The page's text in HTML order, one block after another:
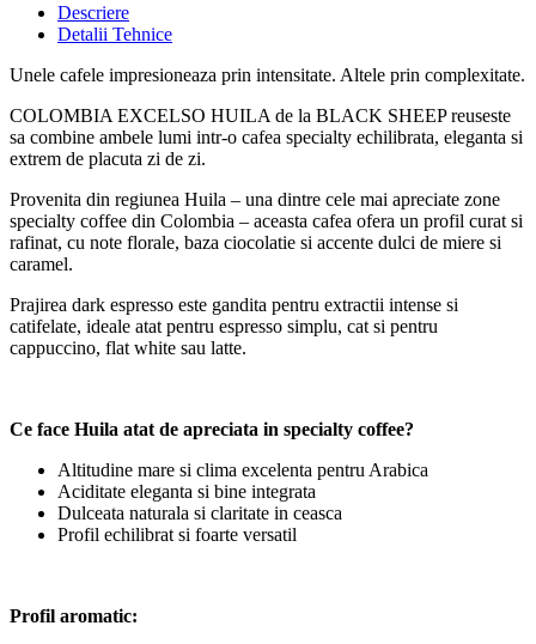
Descriere
Detalii Tehnice
Unele cafele impresioneaza prin intensitate. Altele prin complexitate.
COLOMBIA EXCELSO HUILA de la BLACK SHEEP reuseste
sa combine ambele lumi intr-o cafea specialty echilibrata, eleganta si
extrem de placuta zi de zi.
Provenita din regiunea Huila – una dintre cele mai apreciate zone
specialty coffee din Colombia – aceasta cafea ofera un profil curat si
rafinat, cu note florale, baza ciocolatie si accente dulci de miere si
caramel.
Prajirea dark espresso este gandita pentru extractii intense si
catifelate, ideale atat pentru espresso simplu, cat si pentru
cappuccino, flat white sau latte.
Ce face Huila atat de apreciata in specialty coffee?
Altitudine mare si clima excelenta pentru Arabica
Aciditate eleganta si bine integrata
Dulceata naturala si claritate in ceasca
Profil echilibrat si foarte versatil
Profil aromatic: